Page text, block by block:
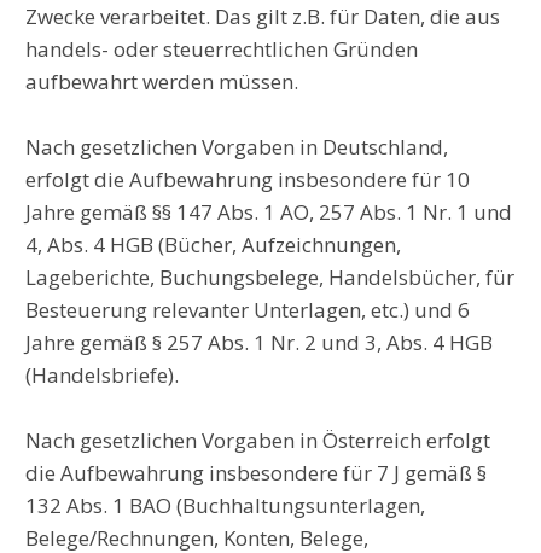
Zwecke verarbeitet. Das gilt z.B. für Daten, die aus
handels- oder steuerrechtlichen Gründen
aufbewahrt werden müssen.
Nach gesetzlichen Vorgaben in Deutschland,
erfolgt die Aufbewahrung insbesondere für 10
Jahre gemäß §§ 147 Abs. 1 AO, 257 Abs. 1 Nr. 1 und
4, Abs. 4 HGB (Bücher, Aufzeichnungen,
Lageberichte, Buchungsbelege, Handelsbücher, für
Besteuerung relevanter Unterlagen, etc.) und 6
Jahre gemäß § 257 Abs. 1 Nr. 2 und 3, Abs. 4 HGB
(Handelsbriefe).
Nach gesetzlichen Vorgaben in Österreich erfolgt
die Aufbewahrung insbesondere für 7 J gemäß §
132 Abs. 1 BAO (Buchhaltungsunterlagen,
Belege/Rechnungen, Konten, Belege,